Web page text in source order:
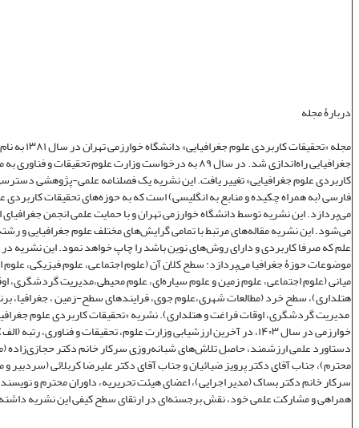
دربارۀ مجله
مجله «تحقیقات کاربردی
جغرافیایی راه‌اندازی شد. در سال ۸۹ به درخواست وزارت علوم تحقیقات و
کاربردی علوم جغرافیایی» تغییر یافت. این نشریه یک فصلنامه علمی‌-پژوهشی
فارسی (به همراه چکیده و منابع به انگلیسی) است که به حوزه‌های تحقیقات کاربردی
می‌پردازد. این نشریه توسط دانشگاه خوارزمی تهران و با حمایت علمی انجمن جغرافیای
می‌شود. این نشریه مقاله‌های مرتبط با تمامی گرایش‌های مختلف علوم جغرافیایی و
علم که صرفا کاربردی و دارای روش‌های نوین باشد را چاپ خواهد نمود. این نشریه
موضوعات حوزۀ جغرافیا می‌پردازد: سطح کلان آن (علوم اجتماعی، علوم فیزیکی،
میانی (علوم اجتماعی، علوم زمین و علوم سیاره‌ای، علوم محیطی،مدیریت گردشگری،
هتلداری)، سطح خرد (مطالعات شهری،علوم جوی، فرایندهای سطح-زمین ، جغرافیا،
مدیریت گردشگری، اوقات فراغت و هتلداری). نشریه «تحقیقات کاربردی علوم
خوارزمی در سال ۱۴۰۳، در آخرین ارزشیابی وزارت علوم، تحقیقات و فناوری،
دستاورد علمی ارزشمند، حاصل تلاش‌های شبانه‌روزی سرکار خانم دکتر حجازی‌زاده
محترم)، جناب آقای دکتر پرویز ضیائیان و جناب آقای دکتر علیرضا کربلائی (سردبیر
سرکار خانم دکتر بساک (مدیر اجرایی)، اعضای هیئت تحریریه، داوران محترم و
همراهی و مشارکت علمی خود، نقش برجسته‌ای در ارتقای سطح کیفی این نشریه